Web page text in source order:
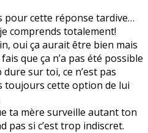
pour cette réponse tardive…
comprends totalement!
oui ça aurait être bien mais
que ça n’a pas été possible
sur toi, ce n’est pas
toujours cette option de lui
ta mère surveille autant ton
pas si c’est trop indiscret.